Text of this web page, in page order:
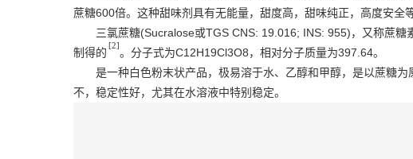
蔗糖600倍。这种甜味剂具有无能量，甜度高，甜味纯正，高度安全
三氯蔗糖(Sucralose或TGS CNS: 19.016; INS: 955)，又称蔗
制得的
[2]
。分子式为C12H19Cl3O8，相对分子质量为397.64。
是一种白色粉末状产品，极易溶于水、 乙醇和甲醇，是以蔗糖为
不，稳定性好，尤其在水溶液中特别稳定。